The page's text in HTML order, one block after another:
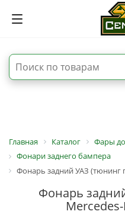
Главная Каталог
Фары
Фонари заднего бампера
Фонарь задний УАЗ (тюнинг
Фонарь